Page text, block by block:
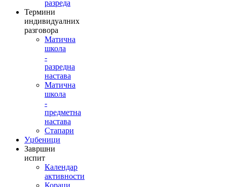
разреда
Термини
индивидуалних
разговора
Матична
школа
-
разредна
настава
Матична
школа
-
предметна
настава
Стапари
Уџбеници
Завршни
испит
Календар
активности
Кораци